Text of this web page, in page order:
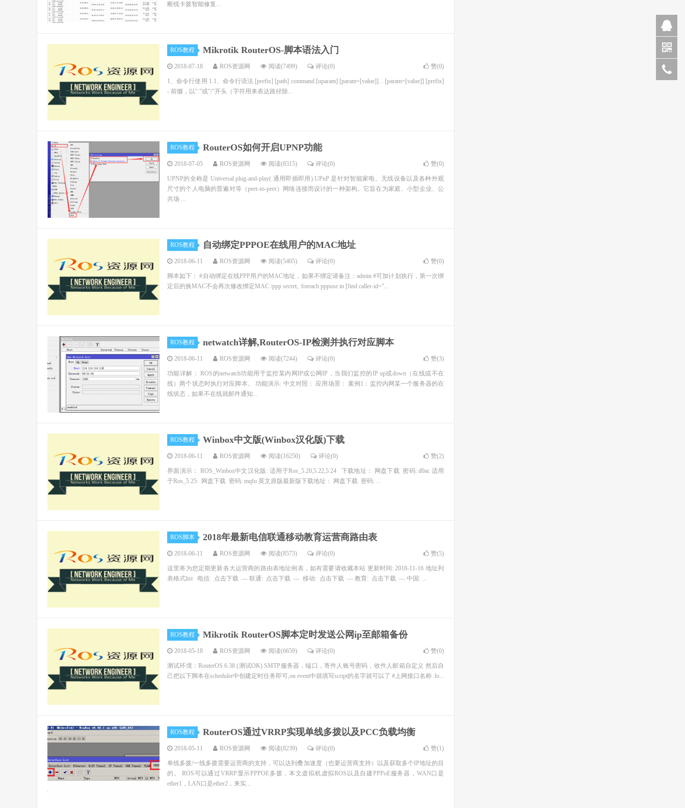
断线卡拨智能修复...
ROS教程 Mikrotik RouterOS-脚本语法入门
2018-07-18 ROS资源网 阅读(7499) 评论(0) 赞(0)
1、命令行使用 1.1、命令行语法 [prefix] [path] command [uparam] [param=[value]] .. [param=[value]] [prefix]
- 前缀，以"."或"/"开头（字符用来表达路径除...
ROS教程 RouterOS如何开启UPNP功能
2018-07-05 ROS资源网 阅读(8315) 评论(0) 赞(0)
UPNP的全称是 Universal plug-and-play( 通用即插即用).UPnP 是针对智能家电、无线设备以及各种外观
尺寸的个人电脑的普遍对等（peer-to-peer）网络连接而设计的一种架构。它旨在为家庭、小型企业、公
共场 ...
ROS教程 自动绑定PPPOE在线用户的MAC地址
2018-06-11 ROS资源网 阅读(5405) 评论(0) 赞(0)
脚本如下： #自动绑定在线PPP用户的MAC地址，如果不绑定请备注：admin #可加计划执行，第一次绑
定后的换MAC不会再次修改绑定MAC /ppp secret; :foreach pppuse in [find caller-id="...
ROS教程 netwatch详解,RouterOS-IP检测并执行对应脚本
2018-06-11 ROS资源网 阅读(7244) 评论(0) 赞(3)
功能详解： ROS的netwatch功能用于监控某内网IP或公网IP，当我们监控的IP up或down（在线或不在
线）两个状态时执行对应脚本。 功能演示: 中文对照： 应用场景： 案例1：监控内网某一个服务器的在
线状态，如果不在线就邮件通知...
ROS教程 Winbox中文版(Winbox汉化版)下载
2018-06-11 ROS资源网 阅读(16250) 评论(0) 赞(2)
界面演示： ROS_Winbox中文汉化版: 适用于Ros_5.20,5.22,5.24 下载地址： 网盘下载 密码: d0ac 适用
于Ros_5.25: 网盘下载 密码: mqfu 英文原版最新版下载地址： 网盘下载 密码: ...
ROS脚本 2018年最新电信联通移动教育运营商路由表
2018-06-11 ROS资源网 阅读(8573) 评论(0) 赞(5)
这里将为您定期更新各大运营商的路由表地址例表，如有需要请收藏本站 更新时间: 2018-11-16 地址列
表格式list 电信: 点击下载 — 联通: 点击下载 — 移动: 点击下载 — 教育: 点击下载 — 中国: ...
ROS教程 Mikrotik RouterOS脚本定时发送公网ip至邮箱备份
2018-05-18 ROS资源网 阅读(6659) 评论(0) 赞(0)
测试环境：RouterOS 6.38 (测试OK) SMTP服务器，端口，寄件人账号密码，收件人邮箱自定义 然后自
己把以下脚本在scheduler中创建定时任务即可,on event中就填写script的名字就可以了 #上网接口名称 :lo...
ROS教程 RouterOS通过VRRP实现单线多拨以及PCC负载均衡
2018-05-11 ROS资源网 阅读(8239) 评论(0) 赞(1)
单线多拨/一线多拨需要运营商的支持，可以达到叠加速度（也要运营商支持）以及获取多个IP地址的目
的。 ROS可以通过VRRP显示PPPOE多拨，本文虚拟机虚拟ROS以及自建PPPoE服务器，WAN口是
ether1，LAN口是ether2，来实...